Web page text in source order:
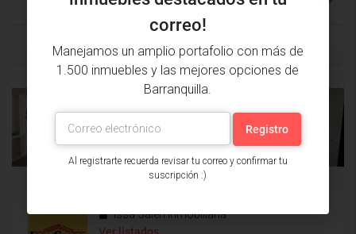
ANTERIOR
Issa Saieh Inmobiliaria
Ver listados
correo!
Manejamos un amplio portafolio con más de
1.500 inmuebles y las mejores opciones de
Barranquilla.
Al registrarte recuerda revisar tu correo y confirmar tu
suscripción :)